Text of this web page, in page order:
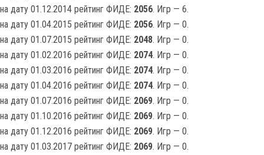
на дату 01.12.2014 рейтинг ФИДЕ: 2056. Игр — 6.
на дату 01.04.2015 рейтинг ФИДЕ: 2056. Игр — 0.
на дату 01.07.2015 рейтинг ФИДЕ: 2048. Игр — 0.
на дату 01.02.2016 рейтинг ФИДЕ: 2074. Игр — 0.
на дату 01.03.2016 рейтинг ФИДЕ: 2074. Игр — 0.
на дату 01.04.2016 рейтинг ФИДЕ: 2074. Игр — 0.
на дату 01.07.2016 рейтинг ФИДЕ: 2069. Игр — 0.
на дату 01.10.2016 рейтинг ФИДЕ: 2069. Игр — 0.
на дату 01.12.2016 рейтинг ФИДЕ: 2069. Игр — 0.
на дату 01.03.2017 рейтинг ФИДЕ: 2069. Игр — 0.